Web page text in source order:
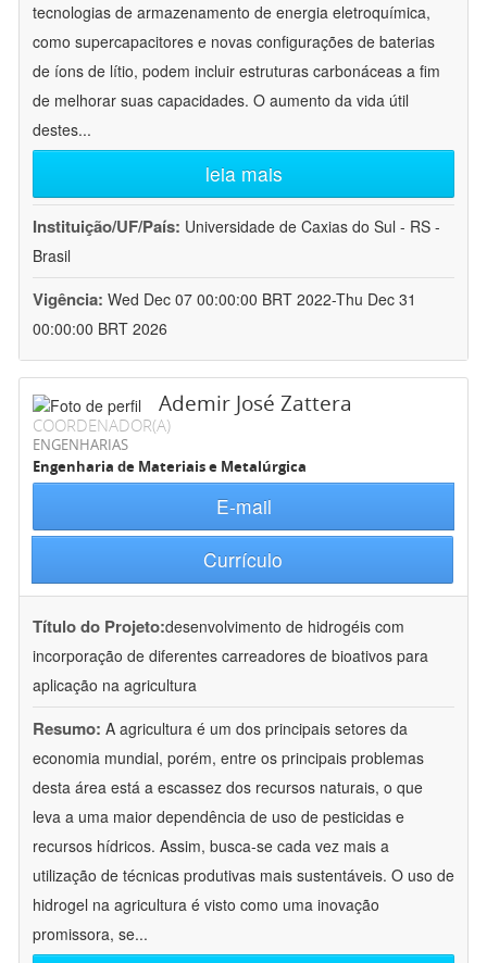
tecnologias de armazenamento de energia eletroquímica,
como supercapacitores e novas configurações de baterias
de íons de lítio, podem incluir estruturas carbonáceas a fim
de melhorar suas capacidades. O aumento da vida útil
destes...
leia mais
Instituição/UF/País: Universidade de Caxias do Sul - RS -
Brasil
Vigência: Wed Dec 07 00:00:00 BRT 2022-Thu Dec 31
00:00:00 BRT 2026
Ademir José Zattera
COORDENADOR(A)
ENGENHARIAS
Engenharia de Materiais e Metalúrgica
E-mail
Currículo
Título do Projeto:desenvolvimento de hidrogéis com
incorporação de diferentes carreadores de bioativos para
aplicação na agricultura
Resumo: A agricultura é um dos principais setores da
economia mundial, porém, entre os principais problemas
desta área está a escassez dos recursos naturais, o que
leva a uma maior dependência de uso de pesticidas e
recursos hídricos. Assim, busca-se cada vez mais a
utilização de técnicas produtivas mais sustentáveis. O uso de
hidrogel na agricultura é visto como uma inovação
promissora, se...